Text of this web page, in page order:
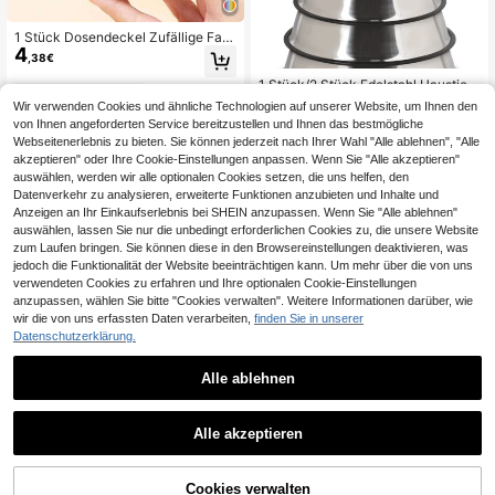
1 Stück Dosendeckel Zufällige Farb
e für Haustier für Haustier Essen Fri
sche Aufbewahrung
4 ,38€
eset, Trocken- und Nassfuttertrenn
off. Leicht zu reinigende Haustierfüt
9,28€
1 Stück/2 Stück Edelstahl Haustier
Fressnapf, Hundefütterungsschale,
auslaufsichere rutschfeste silberne
Edelstahl Hundeschale, geeignet fü
r kleine und mittlere Haustiere Futte
r- und Wassernapf, leicht zu reinige
nde Katzenfütterungsschale, Futter
- und Wassernapf rutschfest kippsic
her stapelbar Haustier Welpen Napf
6,91€
8 Stücke [rund] Ersatzfilter für Katz
enbrunnenfilter, kompatibel mit 80 o
4,93€4,94€
Wir verwenden Cookies und ähnliche Technologien auf unserer Website, um Ihnen den
von Ihnen angeforderten Service bereitzustellen und Ihnen das bestmögliche
Webseitenerlebnis zu bieten. Sie können jederzeit nach Ihrer Wahl "Alle ablehnen", "Alle
akzeptieren" oder Ihre Cookie-Einstellungen anpassen. Wenn Sie "Alle akzeptieren"
auswählen, werden wir alle optionalen Cookies setzen, die uns helfen, den
Datenverkehr zu analysieren, erweiterte Funktionen anzubieten und Inhalte und
Anzeigen an Ihr Einkaufserlebnis bei SHEIN anzupassen. Wenn Sie "Alle ablehnen"
auswählen, lassen Sie nur die unbedingt erforderlichen Cookies zu, die unsere Website
zum Laufen bringen. Sie können diese in den Browsereinstellungen deaktivieren, was
jedoch die Funktionalität der Website beeinträchtigen kann. Um mehr über die von uns
verwendeten Cookies zu erfahren und Ihre optionalen Cookie-Einstellungen
anzupassen, wählen Sie bitte "Cookies verwalten". Weitere Informationen darüber, wie
wir die von uns erfassten Daten verarbeiten, finden Sie in unserer
Datenschutzerklärung.
Alle ablehnen
Alle akzeptieren
Cookies verwalten